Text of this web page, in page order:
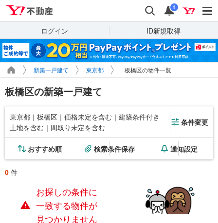
検索 通知
i
ログイン ID新規取得
新築一戸建て 東京都 板橋区の物件一覧
板橋区の新築一戸建て
東京都｜板橋区｜価格未定を含む｜建築条件付き
土地を含む｜間取り未定を含む
条件変更
おすすめ順 検索条件保存 通知設定
0 件
お探しの条件に
一致する物件が
見つかりません